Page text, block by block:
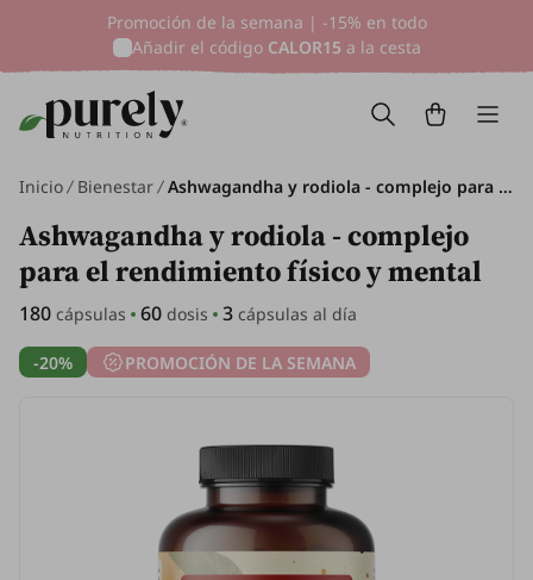
Promoción de la semana | -15% en todo
Añadir el código CALOR15 a la cesta
Inicio Bienestar Ashwagandha y rodiola - complejo para el rendimiento físico y mental, 180 cápsulas
Ashwagandha y rodiola - complejo
para el rendimiento físico y mental
180 cápsulas 60 dosis 3 cápsulas al día
-20% PROMOCIÓN DE LA SEMANA